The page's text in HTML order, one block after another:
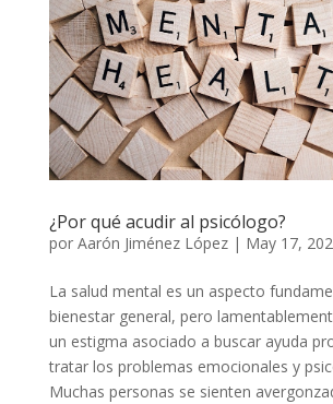
¿Por qué acudir al psicólogo?
por Aarón Jiménez López| May 17,
La salud mental es un aspecto
bienestar general, pero
un estigma asociado a buscar ayuda
tratar los problemas emocionales y
Muchas personas se sienten